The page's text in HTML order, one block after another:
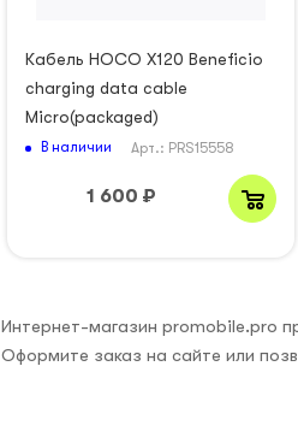
Кабель HOCO X120 Beneficio
charging data cable
Micro(packaged)
В наличии Арт.: PRS15558
1 600 ₽
Интернет-магазин promobile.pro
Оформите заказ на сайте или